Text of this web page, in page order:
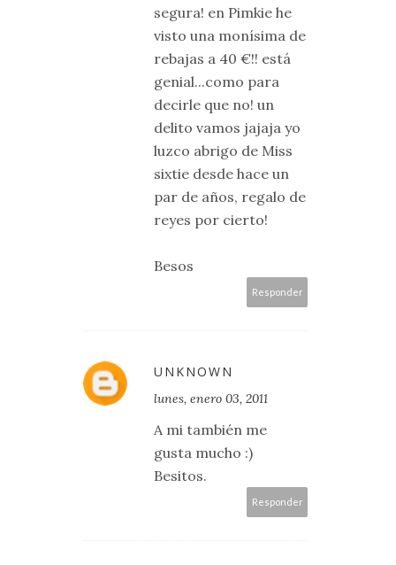
segura! en Pimkie he
visto una monísima de
rebajas a 40 €!! está
genial...como para
decirle que no! un
delito vamos jajaja yo
luzco abrigo de Miss
sixtie desde hace un
par de años, regalo de
reyes por cierto!
Besos
Responder
UNKNOWN
lunes, enero 03, 2011
A mi también me
gusta mucho :)
Besitos.
Responder